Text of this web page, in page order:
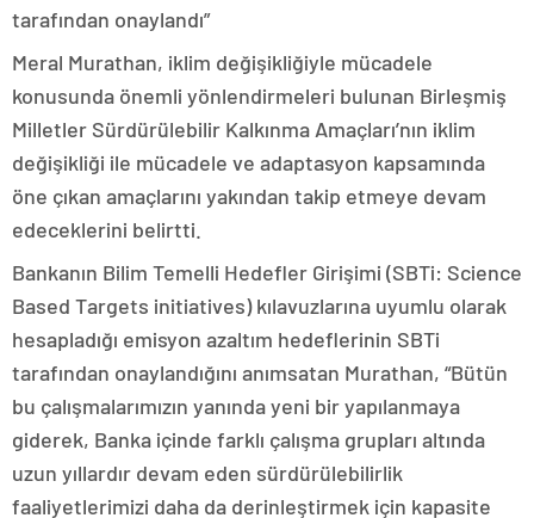
tarafından onaylandı”
Meral Murathan, iklim değişikliğiyle mücadele
konusunda önemli yönlendirmeleri bulunan Birleşmiş
Milletler Sürdürülebilir Kalkınma Amaçları’nın iklim
değişikliği ile mücadele ve adaptasyon kapsamında
öne çıkan amaçlarını yakından takip etmeye devam
edeceklerini belirtti.
Bankanın Bilim Temelli Hedefler Girişimi (SBTi: Science
Based Targets initiatives) kılavuzlarına uyumlu olarak
hesapladığı emisyon azaltım hedeflerinin SBTi
tarafından onaylandığını anımsatan Murathan, “Bütün
bu çalışmalarımızın yanında yeni bir yapılanmaya
giderek, Banka içinde farklı çalışma grupları altında
uzun yıllardır devam eden sürdürülebilirlik
faaliyetlerimizi daha da derinleştirmek için kapasite